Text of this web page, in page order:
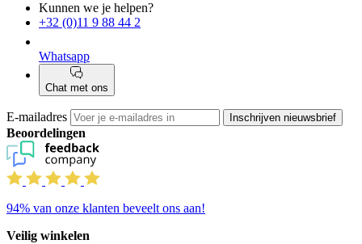
Kunnen we je helpen?
+32 (0)11 9 88 44 2
Whatsapp
Chat met ons
E-mailadres Inschrijven nieuwsbrief
Beoordelingen
94% van onze klanten beveelt ons aan!
Veilig winkelen